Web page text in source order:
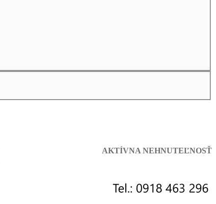
AKTÍVNA NEHNUTEĽNOSŤ